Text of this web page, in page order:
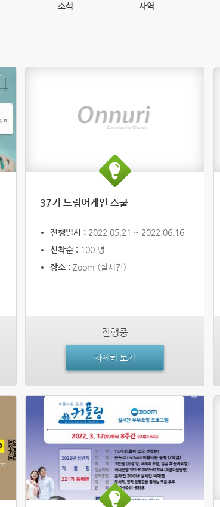
소식 사역
37기 드림어게인 스쿨
진행일시 : 2022.05.21 ~ 2022.06.16
선착순 : 100 명
장소 : Zoom (실시간)
진행중
자세히 보기